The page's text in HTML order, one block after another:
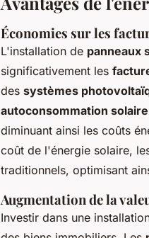
Économies sur les
L'installation de panneaux
significativement les
des systèmes
autoconsommation solaire
diminuant ainsi les coûts
coût de l'énergie solaire,
traditionnels, optimisant
Augmentation de la
Investir dans une